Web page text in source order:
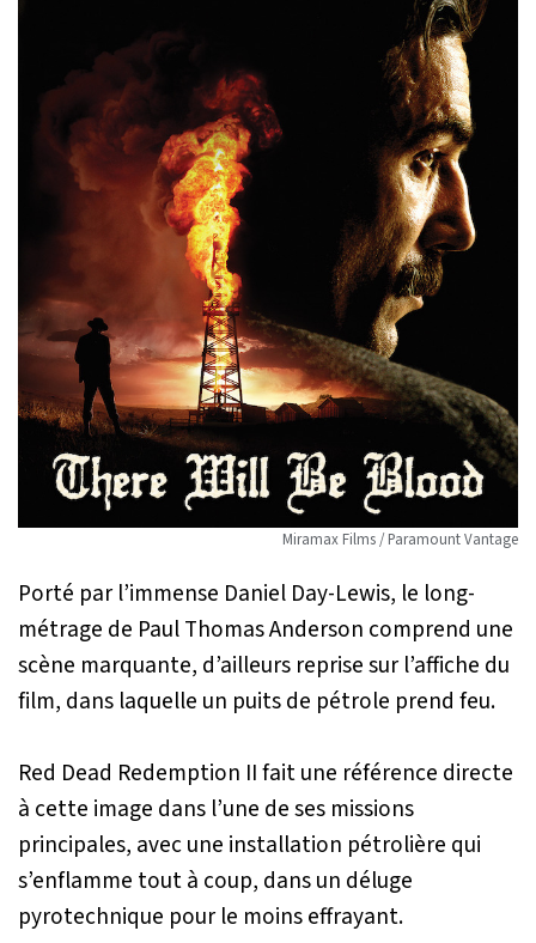
Miramax Films / Paramount Vantage
Porté par l’immense Daniel Day-Lewis, le long-
métrage de Paul Thomas Anderson comprend une
scène marquante, d’ailleurs reprise sur l’affiche du
film, dans laquelle un puits de pétrole prend feu.
Red Dead Redemption IIfait une référence directe
à cette image dans l’une de ses missions
principales, avec une installation pétrolière qui
s’enflamme tout à coup, dans un déluge
pyrotechnique pour le moins effrayant.